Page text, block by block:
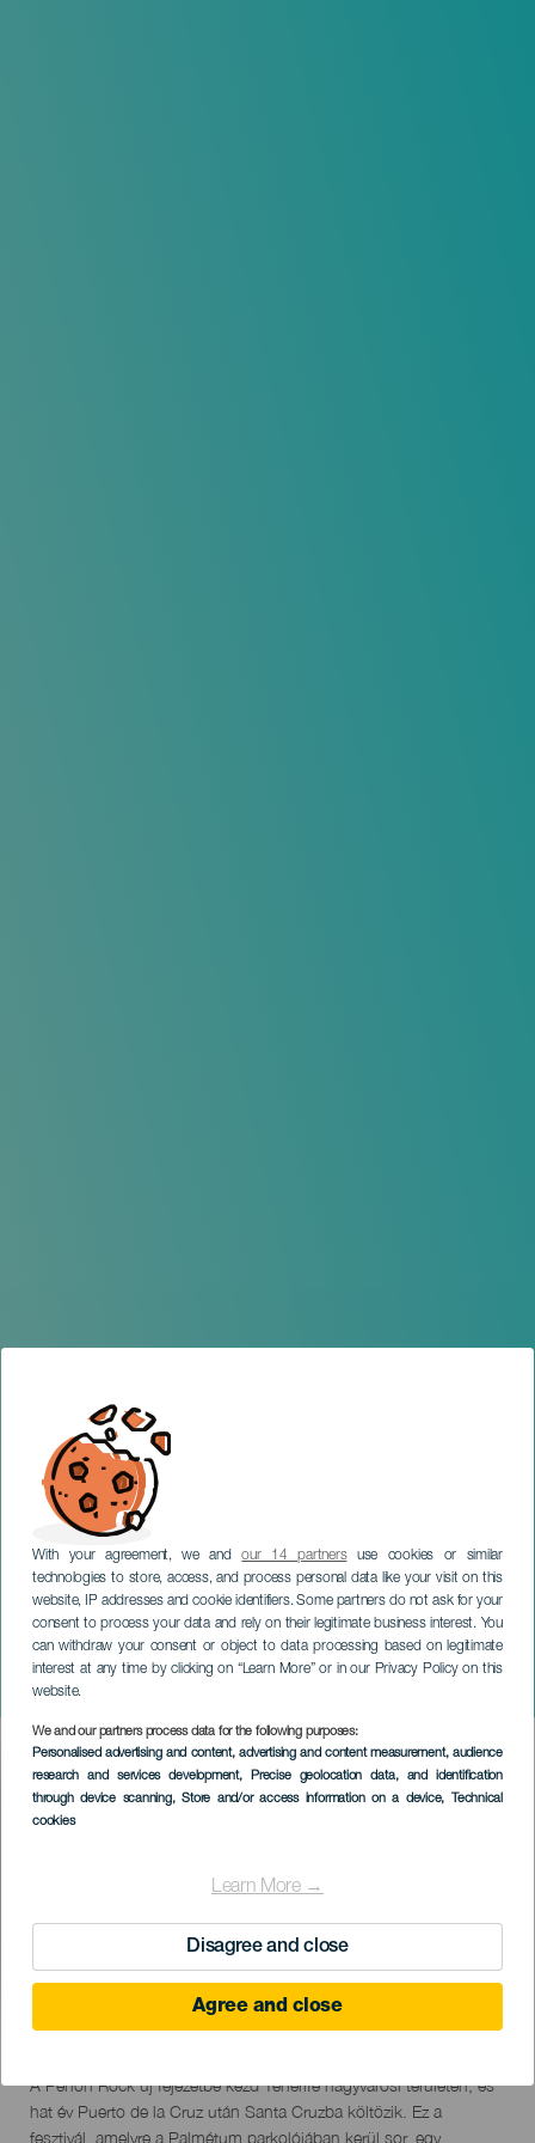
With your agreement, we andour 14 partnersuse cookies or similar
technologies to store, access, and process personal data like your visit on this
website, IP addresses and cookie identifiers. Some partners do not ask for your
consent to process your data and rely on their legitimate business interest. You
can withdraw your consent or object to data processing based on legitimate
interest at any time by clicking on “Learn More” or in our Privacy Policy on this
website.
We and our partners process data for the following purposes:
Personalised advertising and content, advertising and content measurement, audience
research and services development, Precise geolocation data, and identification
through device scanning, Store and/or access information on a device, Technical
cookies
Learn More →
Disagree and close
Agree and close
Peñón Rock
TENERIFE
Imagen
Listado
October 2026
Descripción
del
evento
A Peñón Rock új fejezetbe kezd Tenerife nagyvárosi területén, és
hat év Puerto de la Cruz után Santa Cruzba költözik. Ez a
fesztivál, amelyre a Palmétum parkolójában kerül sor, egy